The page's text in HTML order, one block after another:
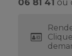
06 81 41 ou